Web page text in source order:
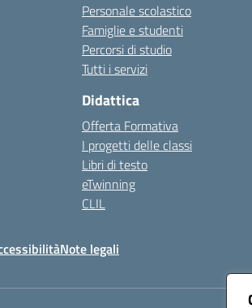
Personale scolastico
Famiglie e studenti
Percorsi di studio
Tutti i servizi
Didattica
Offerta Formativa
I progetti delle classi
Libri di testo
eTwinning
CLIL
Note legali